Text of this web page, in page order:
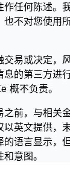
任何陈述。
不对您使用
易或决定，
的第三方进
概不负责。
前，与相关
英文提供，
语言显示，
意图。